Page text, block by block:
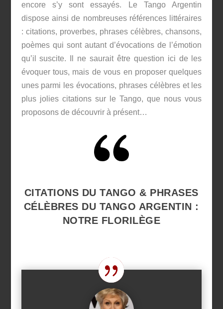
encore s’y sont essayés. Le Tango Argentin
dispose ainsi de nombreuses références littéraires
: citations, proverbes, phrases célèbres, chansons,
poèmes qui sont autant d’évocations de l’émotion
qu’il suscite. Il ne saurait être question ici de les
évoquer tous, mais de vous en proposer quelques
unes parmi les évocations, phrases célèbres et les
plus jolies citations sur le Tango, que nous vous
proposons de découvrir à présent…
CITATIONS DU TANGO & PHRASES
CÉLÈBRES DU TANGO ARGENTIN :
NOTRE FLORILÈGE